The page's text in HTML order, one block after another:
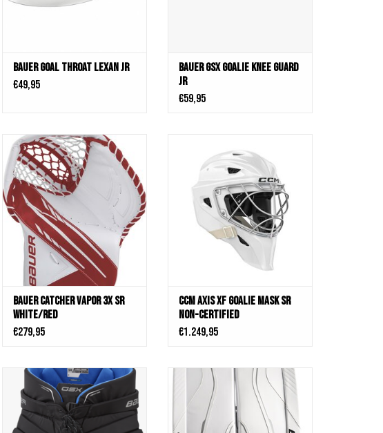
Bauer Goal Throat Lexan Jr
€49,95
Bauer GSX Goalie Knee Guard
JR
€59,95
Catcher Vapor 3X Sr Wrd
Larger pocket Features a new, deeper
pocket with a straight double T, our
most popular Pro Spec. Improved
durability Upgraded materials in the
palm and backhand for better
protection and durability.
Bauer Catcher Vapor 3x SR
White/Red
€279,95
Certified
TOEVOEGEN AAN WINKELWAGEN
CCM Axis XF Goalie Mask SR
Non-Certified
€1.249,95
Bauer GSX Goal Pant s23 Sr Blk
TOEVOEGEN AAN WINKELWAGEN
Bauer GP GSX s23 Sr Wht
TOEVOEGEN AAN WINKELWAGEN